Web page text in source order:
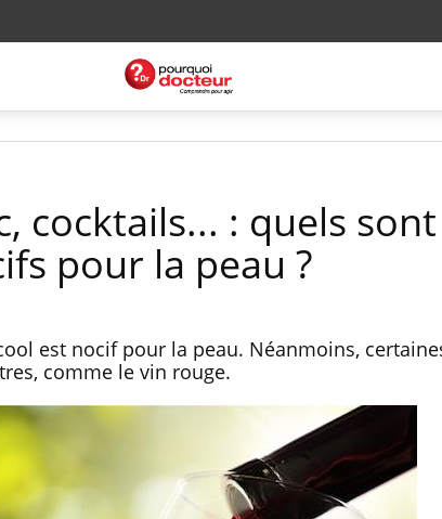
cocktails... : quels
pour la peau ?
est nocif pour la peau. Néanmoins,
comme le vin rouge.